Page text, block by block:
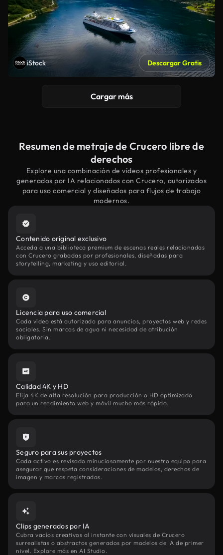
iStock Descargar Gratis
Cargar más
Resumen de metraje de Crucero libre de
derechos
Explore una combinación de vídeos profesionales y
generados por IA relacionados con Crucero, autorizados
para uso comercial y diseñados para flujos de trabajo
modernos.
Contenido original exclusivo
Acceda a una biblioteca premium de escenas reales relacionadas
con Crucero grabadas por profesionales, diseñadas para
storytelling, marketing y uso editorial.
Licencia para uso comercial
Cada vídeo está autorizado para anuncios, proyectos web y redes
sociales. Sin marcas de agua ni necesidad de atribución
obligatoria.
Calidad 4K y HD
Elija 4K de alta resolución para producción o HD optimizado
para un rendimiento web y móvil mucho más rápido.
Seguro para sus proyectos
Cada activo es revisado minuciosamente por nuestro equipo para
asegurar que respeta consideraciones de modelos, derechos de
imagen y marcas registradas.
Clips generados por IA
Cubra vacíos creativos al instante con visuales de Crucero
surrealistas o abstractos generados por modelos de IA de primer
nivel. Explore más en AI Studio.